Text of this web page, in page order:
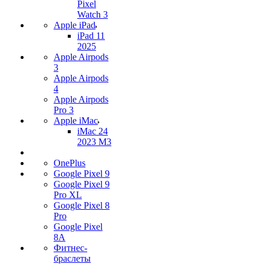
Pixel
Watch 3
Apple iPad
iPad 11
2025
Apple Airpods
3
Apple Airpods
4
Apple Airpods
Pro 3
Apple iMac
iMac 24
2023 M3
OnePlus
Google Pixel 9
Google Pixel 9
Pro XL
Google Pixel 8
Pro
Google Pixel
8A
Фитнес-
браслеты